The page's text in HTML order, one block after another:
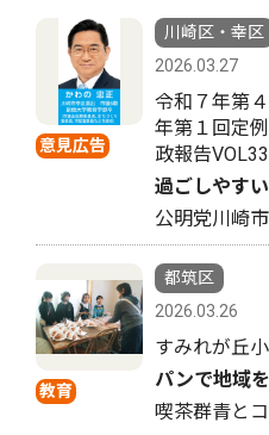
意見広告
川崎区・幸区
2026.03.27
令和７年第
年第１回定
政報告VOL33
過ごしやす
公明党川崎
教育
都筑区
2026.03.26
すみれが丘小
パンで地域
喫茶群青と